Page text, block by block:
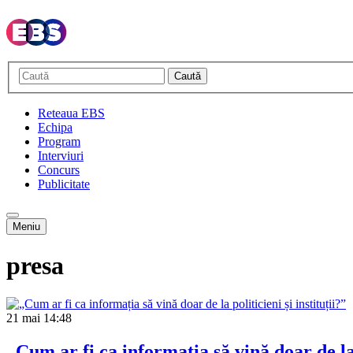
Caută
Reteaua EBS
Echipa
Program
Interviuri
Concurs
Publicitate
Meniu
presa
21 mai 14:48